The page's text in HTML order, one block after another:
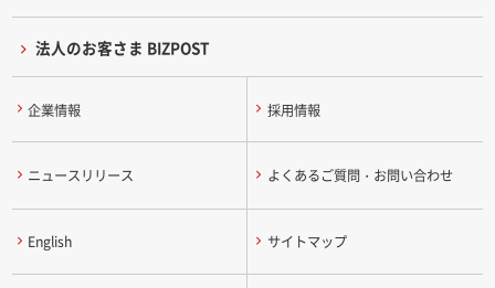
法人のお客さま BIZPOST
企業情報 採用情報
ニュースリリース よくあるご質問・お問い合わせ
English サイトマップ